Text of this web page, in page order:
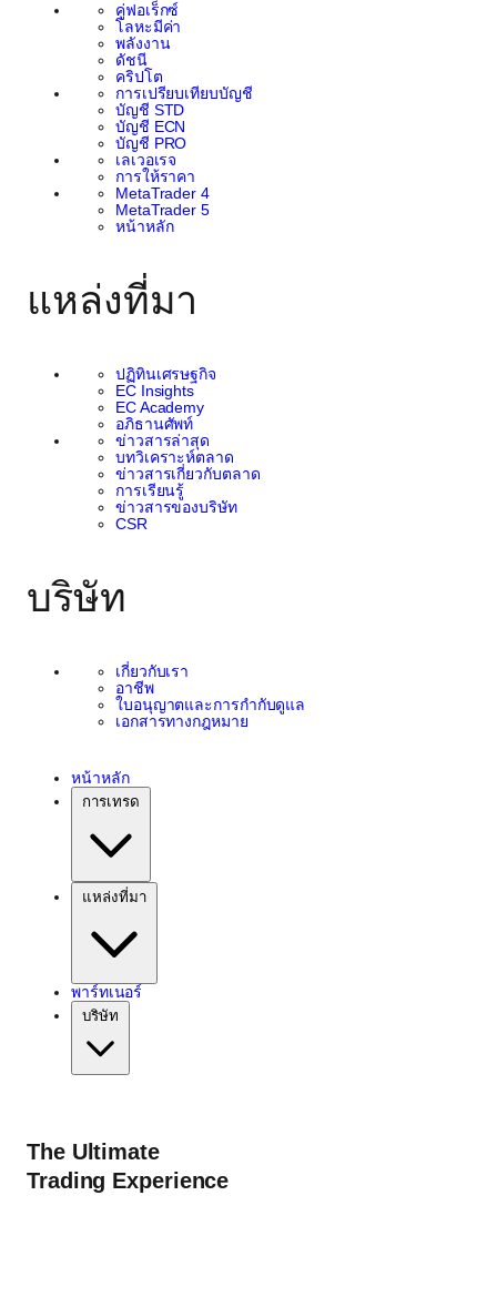
คู่ฟอเร็กซ์
โลหะมีค่า
พลังงาน
ดัชนี
คริปโต
การเปรียบเทียบบัญชี
บัญชี STD
บัญชี ECN
บัญชี PRO
เลเวอเรจ
การให้ราคา
MetaTrader 4
MetaTrader 5
หน้าหลัก
แหล่งที่มา
ปฏิทินเศรษฐกิจ
EC Insights
EC Academy
อภิธานศัพท์
ข่าวสารล่าสุด
บทวิเคราะห์ตลาด
ข่าวสารเกี่ยวกับตลาด
การเรียนรู้
ข่าวสารของบริษัท
CSR
บริษัท
เกี่ยวกับเรา
อาชีพ
ใบอนุญาตและการกำกับดูแล
เอกสารทางกฎหมาย
หน้าหลัก
การเทรด
แหล่งที่มา
พาร์ทเนอร์
บริษัท
The Ultimate
Trading Experience